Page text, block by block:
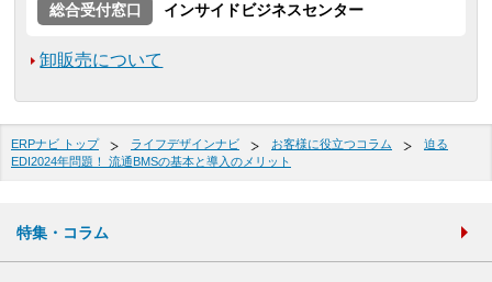
総合受付窓口
インサイドビジネスセンター
卸販売について
ERPナビ トップ ライフデザインナビ お客様に役立つコラム
迫る
EDI2024年問題！ 流通BMSの基本と導入のメリット
特集・コラム